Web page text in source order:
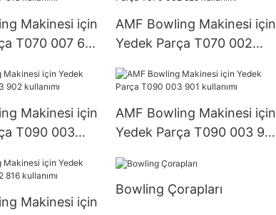
Makinesi için
T070 007 618
AMF Bowling Makinesi için
Yedek Parça T070 002
Makinesi için
T090 003
AMF Bowling Makinesi için
Yedek Parça T090 003 901
Makinesi için
Bowling Çorapları